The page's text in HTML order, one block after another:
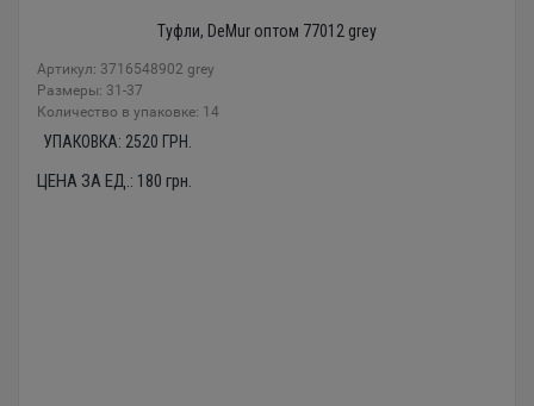
Туфли, DeMur оптом 77012 grey
Артикул: 3716548902 grey
Размеры: 31-37
Количество в упаковке: 14
УПАКОВКА: 2520 ГРН.
ЦЕНА ЗА ЕД.: 180 грн.